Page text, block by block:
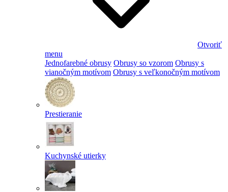
Otvoriť
menu
Jednofarebné obrusy Obrusy so vzorom Obrusy s
vianočným motívom Obrusy s veľkonočným motívom
Prestieranie
Kuchynské utierky